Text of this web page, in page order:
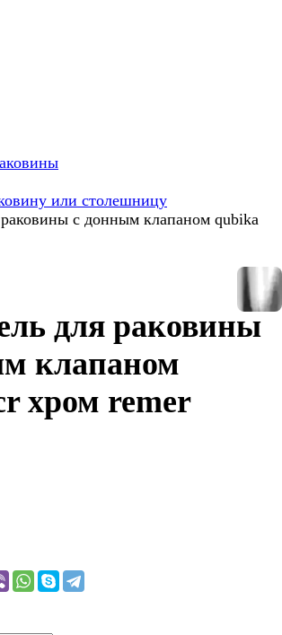
или столешницу
с донным клапаном qubika
для раковины
клапаном
хром remer